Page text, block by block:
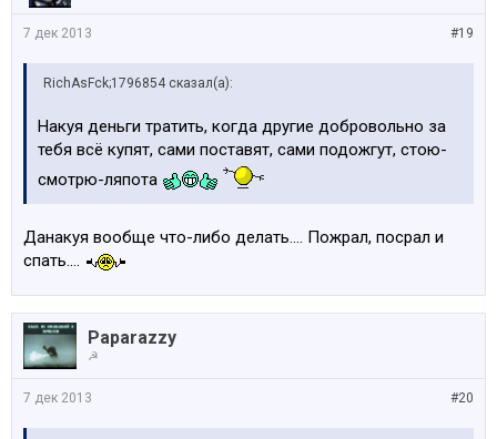
#19
7 дек 2013
RichAsFck;1796854 сказал(а):
Накуя деньги тратить, когда другие добровольно за
тебя всё купят, сами поставят, сами подожгут, стою-
смотрю-ляпота
Данакуя вообще что-либо делать.... Пожрал, посрал и
спать....
Paparazzy
☭
#20
7 дек 2013